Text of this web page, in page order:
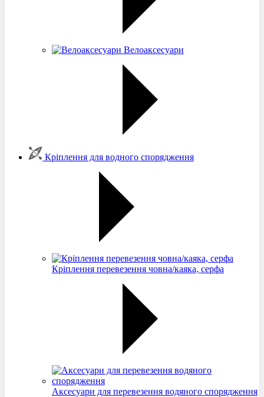
Велоаксесуари
Кріплення для водного спорядження
Кріплення перевезення човна/каяка, серфа
Аксесуари для перевезення водяного спорядження